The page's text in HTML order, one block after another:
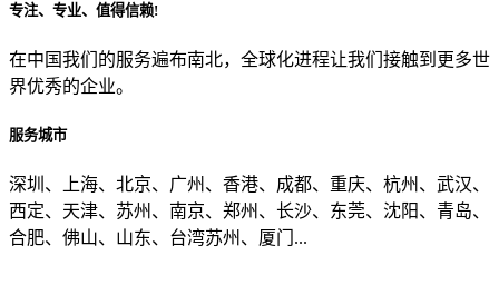
专注、专业、值得信赖!
在中国我们的服务遍布南北，全球化进程让我们接触到更多世
界优秀的企业。
服务城市
深圳、上海、北京、广州、香港、成都、重庆、杭州、武汉、
西定、天津、苏州、南京、郑州、长沙、东莞、沈阳、青岛、
合肥、佛山、山东、台湾苏州、厦门...